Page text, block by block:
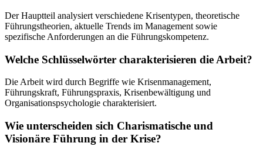
Der Hauptteil analysiert verschiedene Krisentypen, theoretische
Führungstheorien, aktuelle Trends im Management sowie
spezifische Anforderungen an die Führungskompetenz.
Welche Schlüsselwörter charakterisieren die Arbeit?
Die Arbeit wird durch Begriffe wie Krisenmanagement,
Führungskraft, Führungspraxis, Krisenbewältigung und
Organisationspsychologie charakterisiert.
Wie unterscheiden sich Charismatische und
Visionäre Führung in der Krise?